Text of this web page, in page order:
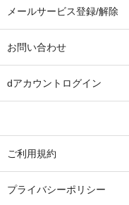
メールサービス登録/解除
お問い合わせ
dアカウントログイン
ご利用規約
プライバシーポリシー